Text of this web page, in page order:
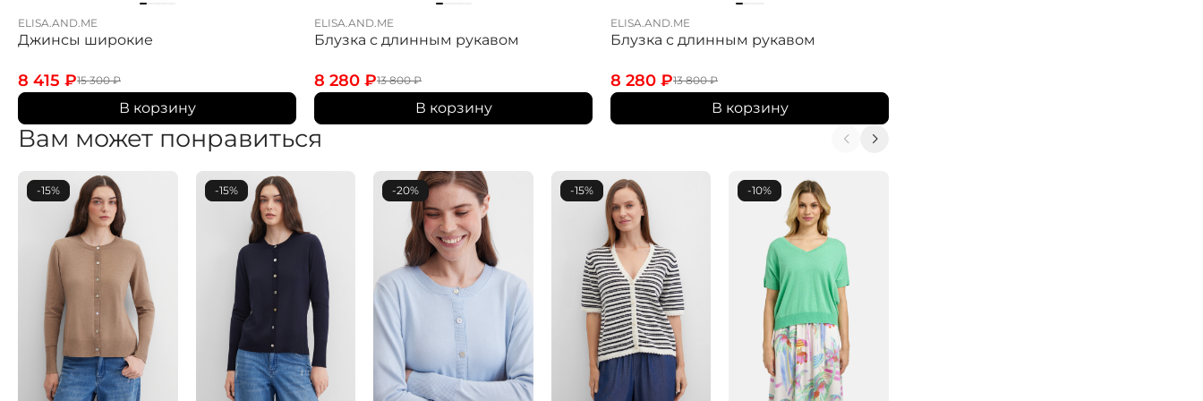
ELISA.AND.ME
Джинсы широкие
15 300₽
8 415 ₽
В корзину
ELISA.AND.ME
Блузка с длинным рукавом
13 800₽
8 280 ₽
В корзину
ELISA.AND.ME
Блузка с длинным рукавом
13 800₽
8 280 ₽
В корзину
Вам может понравиться
-15% -15% -20% -15% -10%